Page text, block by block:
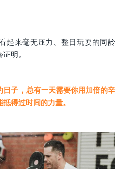
起来毫无压力、整日玩耍的同龄
明。
日子，总有一天需要你用加倍的辛
得过时间的力量。